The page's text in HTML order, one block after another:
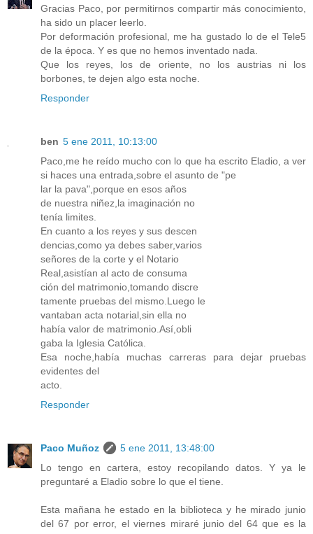
Gracias Paco, por permitirnos compartir más conocimiento,
ha sido un placer leerlo.
Por deformación profesional, me ha gustado lo de el Tele5
de la época. Y es que no hemos inventado nada.
Que los reyes, los de oriente, no los austrias ni los
borbones, te dejen algo esta noche.
Responder
ben 5 ene 2011, 10:13:00
Paco,me he reído mucho con lo que ha escrito Eladio, a ver
si haces una entrada,sobre el asunto de "pe
lar la pava",porque en esos años
de nuestra niñez,la imaginación no
tenía limites.
En cuanto a los reyes y sus descen
dencias,como ya debes saber,varios
señores de la corte y el Notario
Real,asistían al acto de consuma
ción del matrimonio,tomando discre
tamente pruebas del mismo.Luego le
vantaban acta notarial,sin ella no
había valor de matrimonio.Así,obli
gaba la Iglesia Católica.
Esa noche,había muchas carreras para dejar pruebas
evidentes del
acto.
Responder
Paco Muñoz
5 ene 2011, 13:48:00
Lo tengo en cartera, estoy recopilando datos. Y ya le
preguntaré a Eladio sobre lo que el tiene.
Esta mañana he estado en la biblioteca y he mirado junio
del 67 por error, el viernes miraré junio del 64 que es la